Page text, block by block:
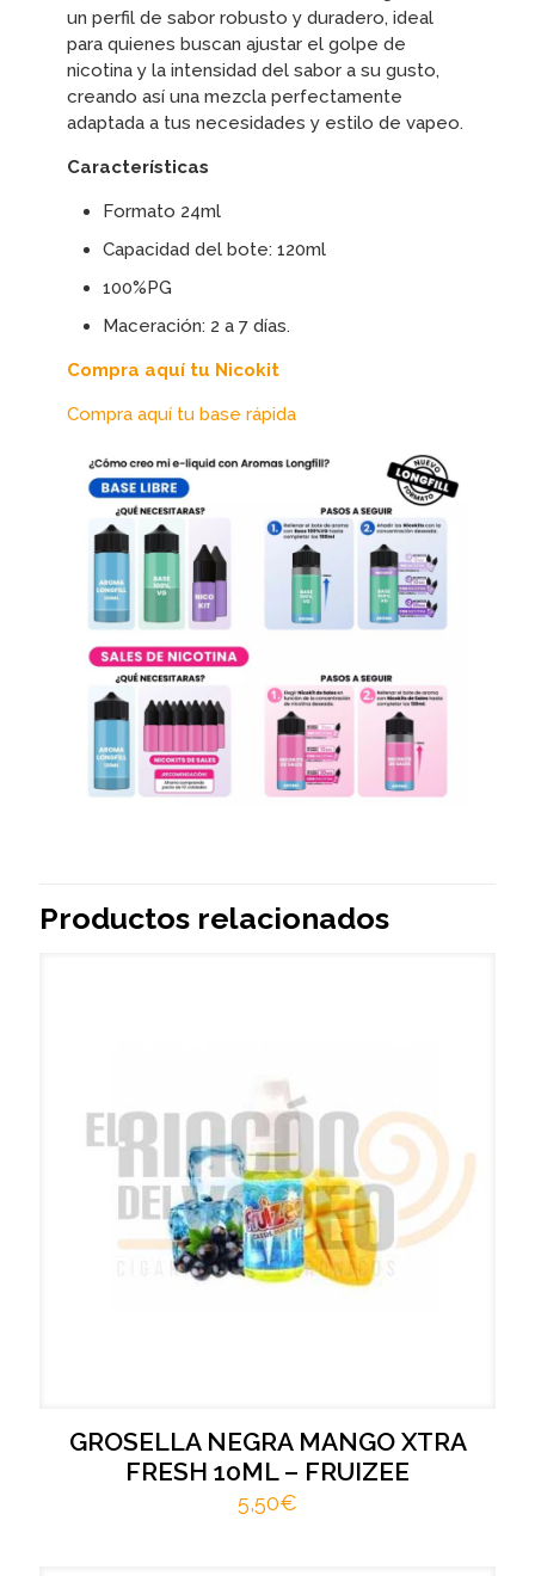
un perfil de sabor robusto y duradero, ideal
para quienes buscan ajustar el golpe de
nicotina y la intensidad del sabor a su gusto,
creando así una mezcla perfectamente
adaptada a tus necesidades y estilo de vapeo.
Características
Formato 24ml
Capacidad del bote: 120ml
100%PG
Maceración: 2 a 7 días.
Compra aquí tu Nicokit
Compra aquí tu base rápida
Productos relacionados
GROSELLA NEGRA MANGO XTRA
FRESH 10ML – FRUIZEE
5,50€